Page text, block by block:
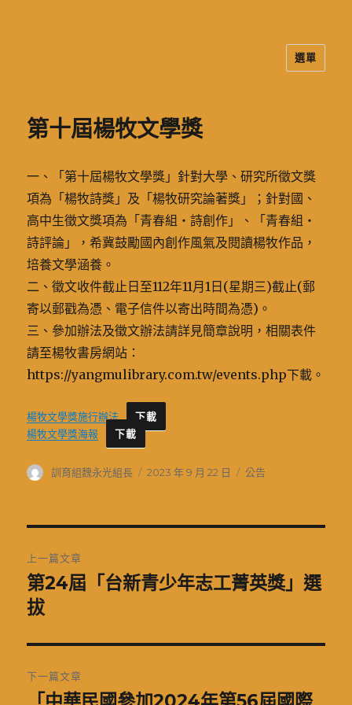
選單
第十屆楊牧文學獎
一、「第十屆楊牧文學獎」針對大學、研究所徵文獎
項為「楊牧詩獎」及「楊牧研究論著獎」；針對國、
高中生徵文獎項為「青春組‧詩創作」、「青春組‧
詩評論」，希冀鼓勵國內創作風氣及閱讀楊牧作品，
培養文學涵養。
二、徵文收件截止日至112年11月1日(星期三)截止(郵
寄以郵戳為憑、電子信件以寄出時間為憑)。
三、參加辦法及徵文辦法請詳見簡章說明，相關表件
請至楊牧書房網站：
https://yangmulibrary.com.tw/events.php下載。
楊牧文學獎施行辦法 下載
楊牧文學獎海報 下載
作
訓育組魏永光組長
發
2023 年 9 月 22 日
分
公告
章
導
覽
上一篇文章
上
一
文
章:
第24屆「台新青少年志工菁英獎」選
拔
下一篇文章
下